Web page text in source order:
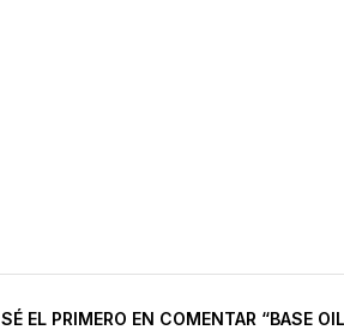
SÉ EL PRIMERO EN COMENTAR “BASE